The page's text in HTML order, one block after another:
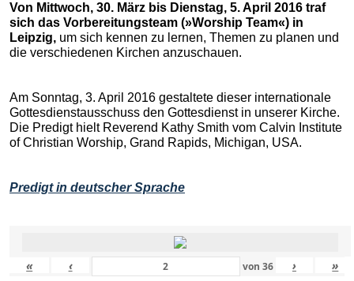
Von Mittwoch, 30. März bis Dienstag, 5. April 2016 traf
sich das Vorbereitungsteam (»Worship Team«) in
Leipzig, um sich kennen zu lernen, Themen zu planen und
die verschiedenen Kirchen anzuschauen.
Am Sonntag, 3. April 2016 gestaltete dieser internationale
Gottesdienstausschuss den Gottesdienst in unserer Kirche.
Die Predigt hielt Reverend Kathy Smith vom Calvin Institute
of Christian Worship, Grand Rapids, Michigan, USA.
Predigt in deutscher Sprache
« ‹ von 36 › »